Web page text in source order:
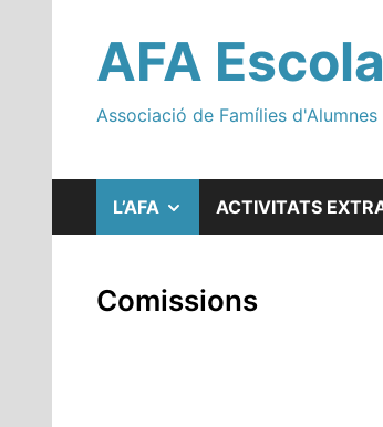
AFA
Associació de Famílies
L’AFA ACTIVITATS
Comissions